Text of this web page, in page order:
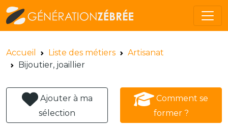
Accueil Liste des métiers
Artisanat
Bijoutier, joaillier
Ajouter à ma
sélection
Comment se
former ?